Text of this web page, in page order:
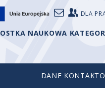
DLA
NAUKOWA
DANE